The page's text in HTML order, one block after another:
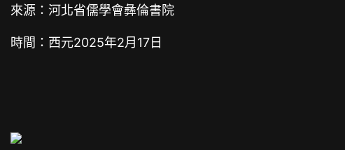
來源：河北省儒學會彝倫書院
時間：西元2025年2月17日